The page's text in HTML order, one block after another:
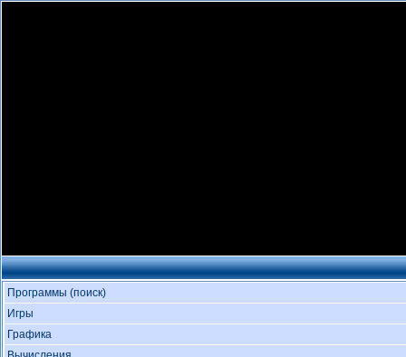
Программы (поиск)
Игры
Графика